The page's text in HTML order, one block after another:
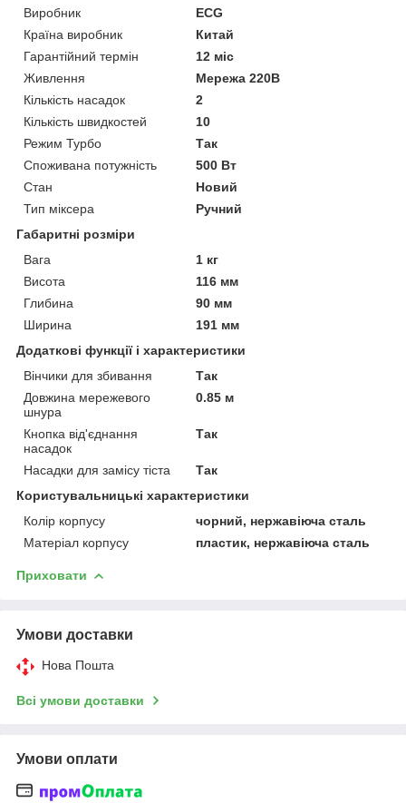
Виробник
ECG
Країна виробник
Китай
Гарантійний термін
12 міс
Живлення
Мережа 220В
Кількість насадок
2
Кількість швидкостей
10
Режим Турбо
Так
Споживана потужність
500 Вт
Стан
Новий
Тип міксера
Ручний
Габаритні розміри
Вага
1 кг
Висота
116 мм
Глибина
90 мм
Ширина
191 мм
Додаткові функції і характеристики
Вінчики для збивання
Так
Довжина мережевого
шнура
0.85 м
Кнопка від'єднання
насадок
Так
Насадки для замісу тіста
Так
Користувальницькі характеристики
Колір корпусу
чорний, нержавіюча сталь
Матеріал корпусу
пластик, нержавіюча сталь
Приховати
Умови доставки
Нова Пошта
Всі умови доставки
Умови оплати